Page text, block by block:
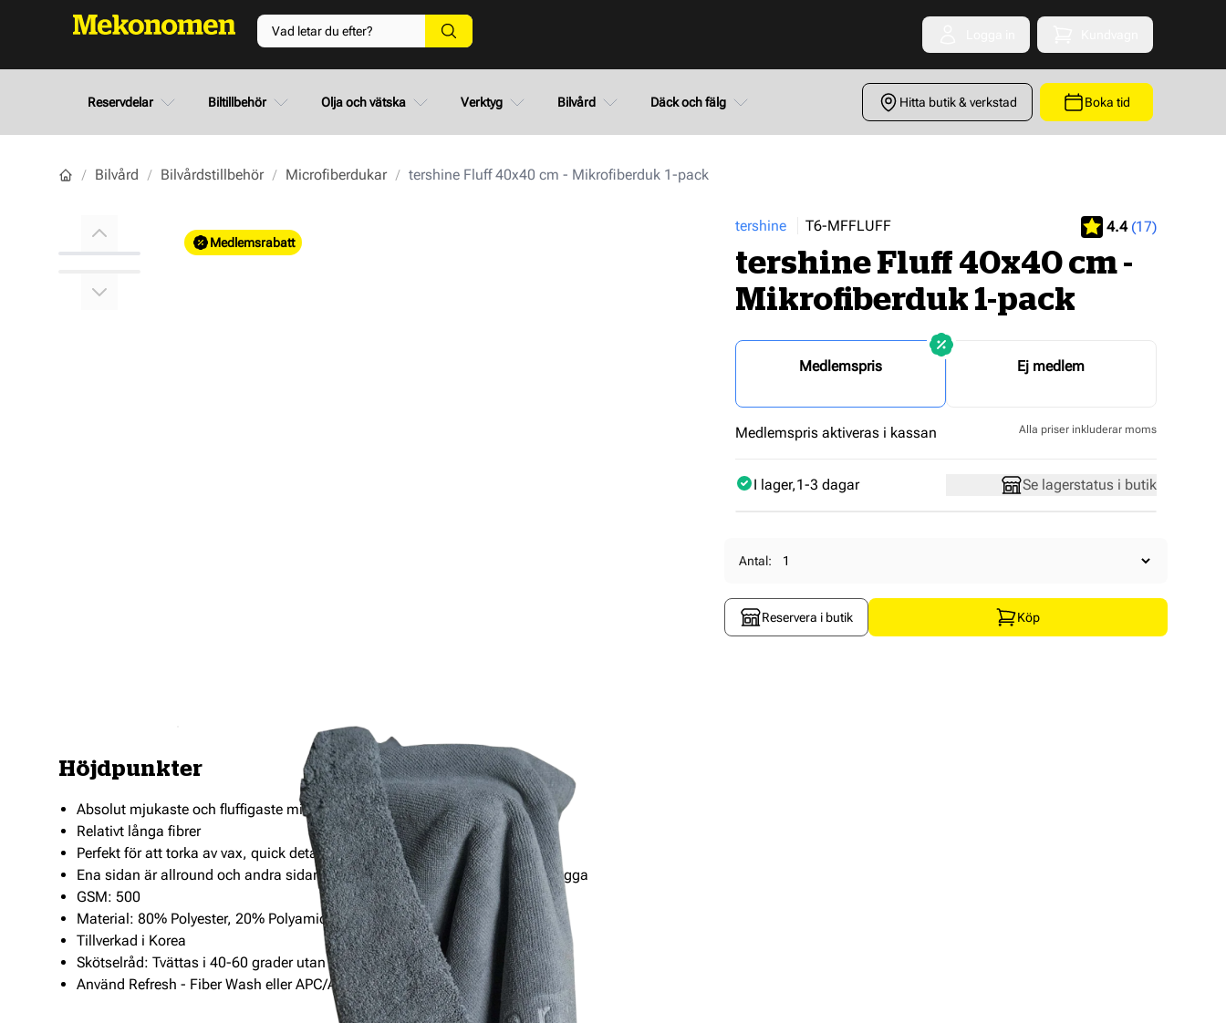
Reservdelar Biltillbehör Olja och vätska Verktyg Bilvård Däck och fälg Hitta butik & verkstad Boka tid
Bilvård Bilvårdstillbehör Microfiberdukar tershine Fluff 40x40 cm - Mikrofiberduk 1-pack
Medlemsrabatt
tershine T6-MFFLUFF Betyg:
4.4(17)
tershine Fluff 40x40 cm -
Mikrofiberduk 1-pack
Medlemspris Ej medlem
Medlemspris aktiveras i kassan Alla priser inkluderar moms
I lager 1-3 dagar Se lagerstatus i butik
Antal:
Reservera i butik Köp
Höjdpunkter
Absolut mjukaste och fluffigaste mikrofiberduk
Relativt långa fibrer
Perfekt för att torka av vax, quick detailers mm
Ena sidan är allround och andra sidan är supermjuk med intryckt tershine-logga
GSM: 500
Material: 80% Polyester, 20% Polyamid
Tillverkad i Korea
Skötselråd: Tvättas i 40-60 grader utan mjukmedel
Använd Refresh - Fiber Wash eller APC/Alkaliskt tvättmedel för bästa resultat